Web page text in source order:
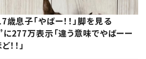
歳息子「やばー！！」脚を見る
277万表示「違う意味でやばーー
！！」